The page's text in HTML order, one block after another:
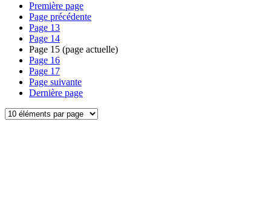
Première page
Page précédente
Page 13
Page 14
Page 15 (page actuelle)
Page 16
Page 17
Page suivante
Dernière page